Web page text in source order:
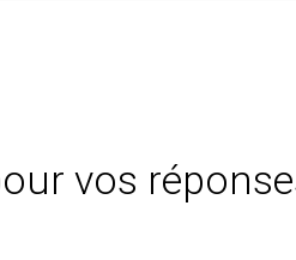
vos